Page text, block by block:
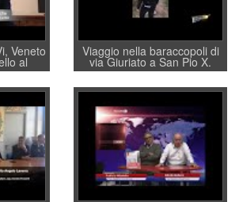
Veneto
al
ordine
CNCU
di
Viaggio nella baraccopoli di
via Giuriato a San Pio X.
Vicenza ai Vicentini: “faremo
un regalo di Natale ai
residenti”